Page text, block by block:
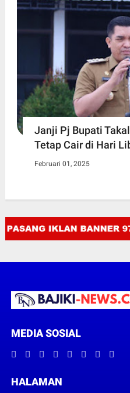
Janji Pj Bupati
Tetap Cair di Hari
Februari 01, 2025
MEDIA SOSIAL
HALAMAN